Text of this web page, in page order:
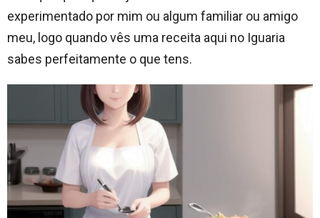
experimentado por mim ou algum familiar ou amigo
meu, logo quando vês uma receita aqui no Iguaria
sabes perfeitamente o que tens.